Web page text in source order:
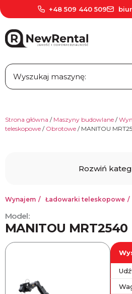
+48 509 440 509
Strona główna / Maszyny budowlane /
teleskopowe / Obrotowe / MANITOU
Wynajem
Ładowarki teleskopowe
Mini koparki
Wynajem Ładowarki teleskopowe
Model:
MANITOU MRT2540